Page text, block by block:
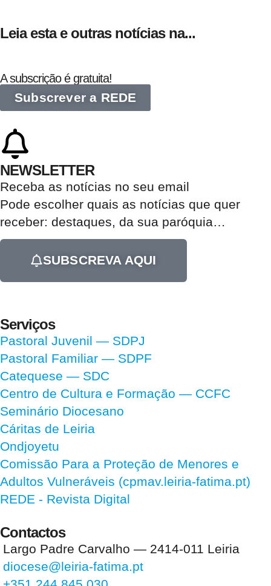
Leia esta e outras notícias na...
A subscrição é gratuita!
Subscrever a REDE
NEWSLETTER
Receba as notícias no seu email​
Pode escolher quais as notícias que quer
receber: destaques, da sua paróquia
SUBSCREVA AQUI
Serviços
Pastoral Juvenil — SDPJ
Pastoral Familiar — SDPF
Catequese — SDC
Centro de Cultura e Formação — CCFC
Seminário Diocesano
Cáritas de Leiria
Ondjoyetu
Comissão Para a Proteção de Menores e
Adultos Vulneráveis (cpmav.leiria-fatima.pt)
REDE - Revista Digital
Contactos
Largo Padre Carvalho — 2414-011 Leiria
diocese@leiria-fatima.pt